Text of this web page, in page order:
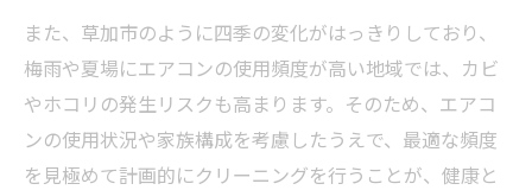
また、草加市のように四季の変化がはっきりしており、
梅雨や夏場にエアコンの使用頻度が高い地域では、カビ
やホコリの発生リスクも高まります。そのため、エアコ
ンの使用状況や家族構成を考慮したうえで、最適な頻度
を見極めて計画的にクリーニングを行うことが、健康と